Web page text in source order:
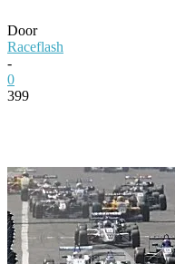
Door
Raceflash
-
0
399